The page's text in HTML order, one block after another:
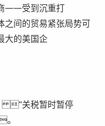
——受到沉重打
间的贸易紧张局势可
的美国企
”关税暂时暂停